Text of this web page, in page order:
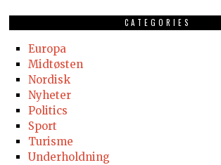
CATEGORIES
Europa
Midtøsten
Nordisk
Nyheter
Politics
Sport
Turisme
Underholdning